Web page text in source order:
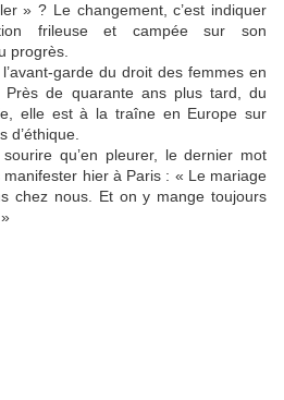
» ? Le changement, c’est indiquer
frileuse et campée sur son
progrès.
garde du droit des femmes en
Près de quarante ans plus tard, du
elle est à la traîne en Europe sur
d’éthique.
qu’en pleurer, le dernier mot
hier à Paris : « Le mariage
chez nous. Et on y mange toujours